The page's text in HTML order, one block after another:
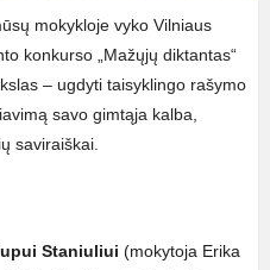
mokykloje vyko Vilniaus
konkurso
„Mažųjų diktantas“
– ugdyti taisyklingo rašymo
savo gimtąja kalba,
saviraiškai.
Staniuliui (mokytoja Erika